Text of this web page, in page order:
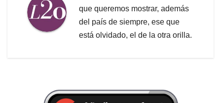
que queremos mostrar, además
del país de siempre, ese que
está olvidado, el de la otra orilla.